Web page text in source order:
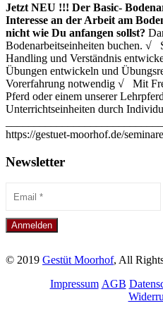
Jetzt NEU !!! Der Basic-
Interesse an der Arbeit am
nicht wie Du anfangen sollst?
Bodenarbeitseinheiten buchen. √
Handling und Verständnis
Übungen entwickeln und
Vorerfahrung notwendig √ Mit
Pferd oder einem unserer
Unterrichtseinheiten durch
https://gestuet-moorhof.de/
Newsletter
© 2019 Gestüt Moorhof, All
Impressum AGB